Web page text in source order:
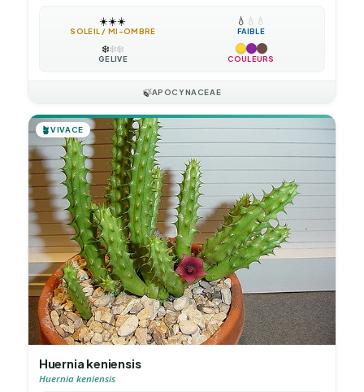
☀️☀️☀️
SOLEIL / MI-OMBRE
💧 💧 💧
FAIBLE
❄️❄️❄️
GÉLIVE COULEURS
🍃APOCYNACEAE
🪴VIVACE
Huernia keniensis
Huernia keniensis